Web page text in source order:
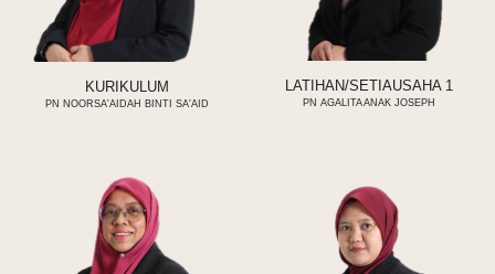
KURIKULUM
PN NOORSA'AIDAH BINTI SA'AID
LATIHAN/SETIAUSAHA 1
PN AGALITA ANAK JOSEPH